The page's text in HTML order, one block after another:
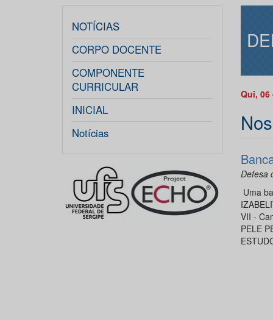
NOTÍCIAS
CORPO DOCENTE
COMPONENTE
CURRICULAR
INICIAL
Notícias
Qui, 06
Defesa
Uma
VII -
PELE